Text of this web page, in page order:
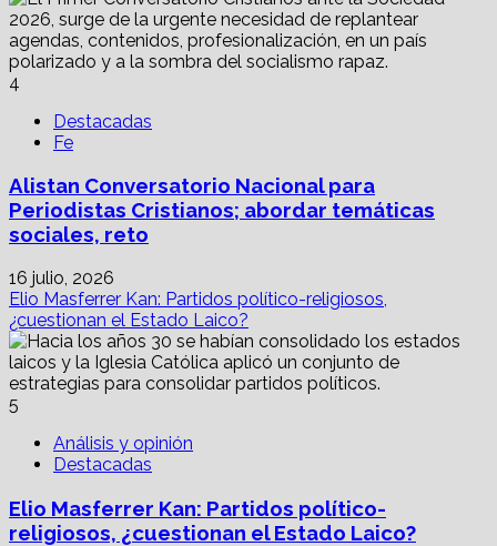
4
Destacadas
Fe
Alistan Conversatorio Nacional para
Periodistas Cristianos; abordar temáticas
sociales, reto
16 julio, 2026
Elio Masferrer Kan: Partidos político-religiosos,
¿cuestionan el Estado Laico?
5
Análisis y opinión
Destacadas
Elio Masferrer Kan: Partidos político-
religiosos, ¿cuestionan el Estado Laico?